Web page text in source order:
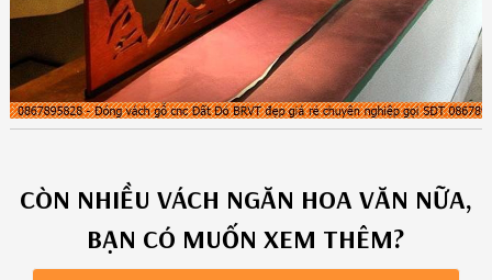
CÒN NHIỀU VÁCH NGĂN HOA VĂN NỮA,
BẠN CÓ MUỐN XEM THÊM?